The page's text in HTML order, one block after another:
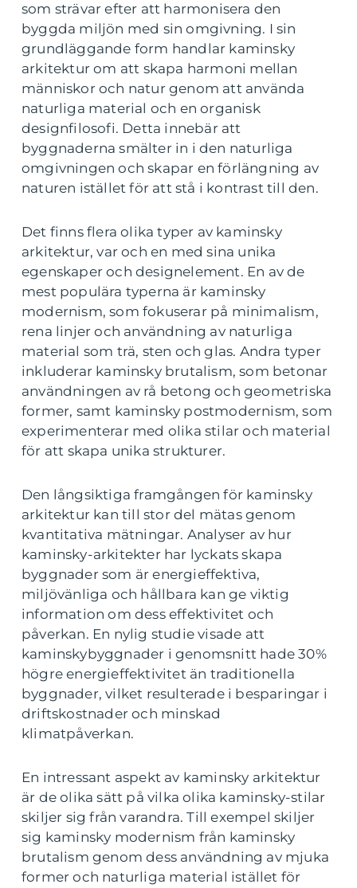
som strävar efter att harmonisera den
byggda miljön med sin omgivning. I sin
grundläggande form handlar kaminsky
arkitektur om att skapa harmoni mellan
människor och natur genom att använda
naturliga material och en organisk
designfilosofi. Detta innebär att
byggnaderna smälter in i den naturliga
omgivningen och skapar en förlängning av
naturen istället för att stå i kontrast till den.
Det finns flera olika typer av kaminsky
arkitektur, var och en med sina unika
egenskaper och designelement. En av de
mest populära typerna är kaminsky
modernism, som fokuserar på minimalism,
rena linjer och användning av naturliga
material som trä, sten och glas. Andra typer
inkluderar kaminsky brutalism, som betonar
användningen av rå betong och geometriska
former, samt kaminsky postmodernism, som
experimenterar med olika stilar och material
för att skapa unika strukturer.
Den långsiktiga framgången för kaminsky
arkitektur kan till stor del mätas genom
kvantitativa mätningar. Analyser av hur
kaminsky-arkitekter har lyckats skapa
byggnader som är energieffektiva,
miljövänliga och hållbara kan ge viktig
information om dess effektivitet och
påverkan. En nylig studie visade att
kaminskybyggnader i genomsnitt hade 30%
högre energieffektivitet än traditionella
byggnader, vilket resulterade i besparingar i
driftskostnader och minskad
klimatpåverkan.
En intressant aspekt av kaminsky arkitektur
är de olika sätt på vilka olika kaminsky-stilar
skiljer sig från varandra. Till exempel skiljer
sig kaminsky modernism från kaminsky
brutalism genom dess användning av mjuka
former och naturliga material istället för